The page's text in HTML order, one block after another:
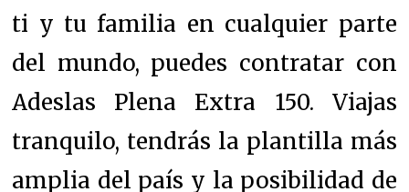
ti y tu familia en cualquier parte
del mundo, puedes contratar con
Adeslas Plena Extra 150. Viajas
tranquilo, tendrás la plantilla más
amplia del país y la posibilidad de